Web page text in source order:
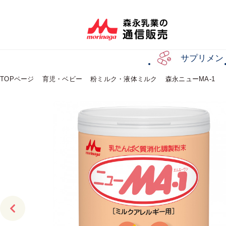
サプリメン
TOPページ 育児・ベビー 粉ミルク・液体ミルク 森永ニューMA-1